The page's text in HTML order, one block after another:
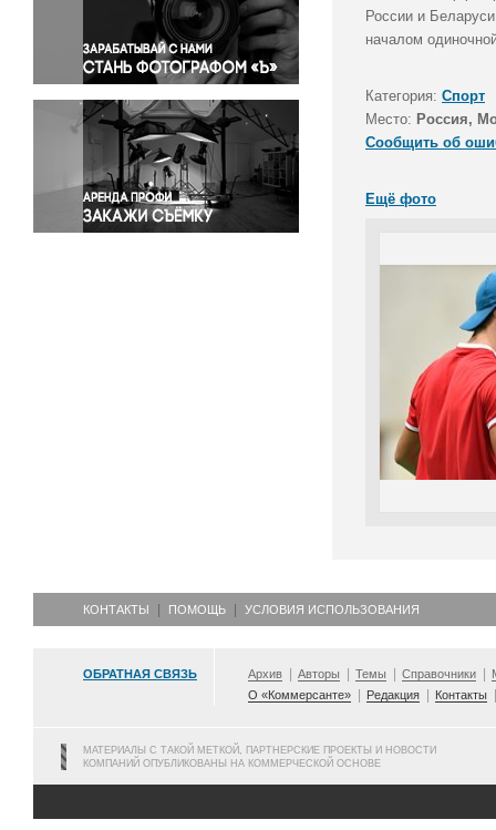
Правосудие
Происшествия и конфликты
Религия
Светская жизнь
Спорт
Экология
Экономика и бизнес
России и
началом
Категория: Спорт
Место: Россия,
Сообщить об
Ещё фото
КОНТАКТЫ ПОМОЩЬ УСЛОВИЯ ИСПОЛЬЗОВАНИЯ
ОБРАТНАЯ СВЯЗЬ Архив Авторы Темы Справочники
О «Коммерсанте»
Редакция Контакты
МАТЕРИАЛЫ С ТАКОЙ МЕТКОЙ, ПАРТНЕРСКИЕ ПРОЕКТЫ И НОВОСТИ
КОМПАНИЙ ОПУБЛИКОВАНЫ НА КОММЕРЧЕСКОЙ ОСНОВЕ